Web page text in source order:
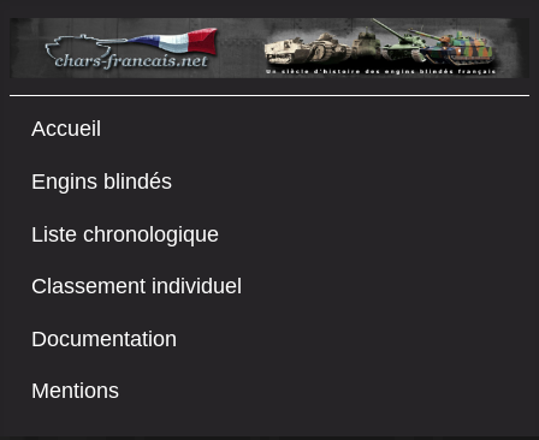
Accueil
Engins blindés
Liste chronologique
Classement individuel
Documentation
Mentions